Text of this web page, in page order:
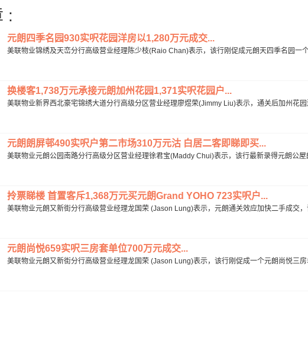
:
元朗四季名园930实呎花园洋房以1,280万元成交...
美联物业锦绣及天峦分行高级营业经理陈少枝(Raio Chan)表示，该行刚促成元朗天四季名园一
换楼客1,738万元承接元朗加州花园1,371实呎花园户...
美联物业新界西北豪宅锦绣大道分行高级分区营业经理廖煜荣(Jimmy Liu)表示，通关后加州花
元朗朗屏邨490实呎户第二市场310万元沽 白居二客即睇即买...
美联物业元朗公园南路分行高级分区营业经理徐君宝(Maddy Chui)表示，该行最新录得元朗公
拎票睇楼 首置客斥1,368万元买元朗Grand YOHO 723实呎户...
美联物业元朗又新街分行高级营业经理龙国荣 (Jason Lung)表示，元朗通关效应加快二手成交
元朗尚悦659实呎三房套单位700万元成交...
美联物业元朗又新街分行高级营业经理龙国荣 (Jason Lung)表示，该行刚促成一个元朗尚悦三